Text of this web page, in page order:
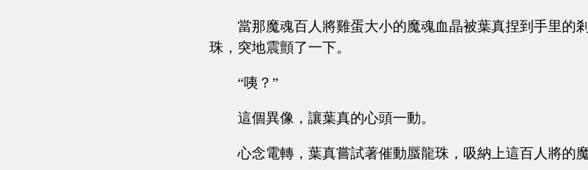
當那魔魂百人將雞蛋大小的魔魂血晶被葉真捏到手里的
珠，突地震顫了一下。
“咦？”
這個異像，讓葉真的心頭一動。
心念電轉，葉真嘗試著催動蜃龍珠，吸納上這百人將的